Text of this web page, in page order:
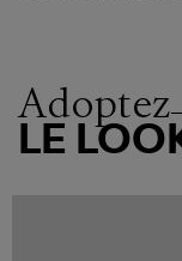
Adoptez
LE